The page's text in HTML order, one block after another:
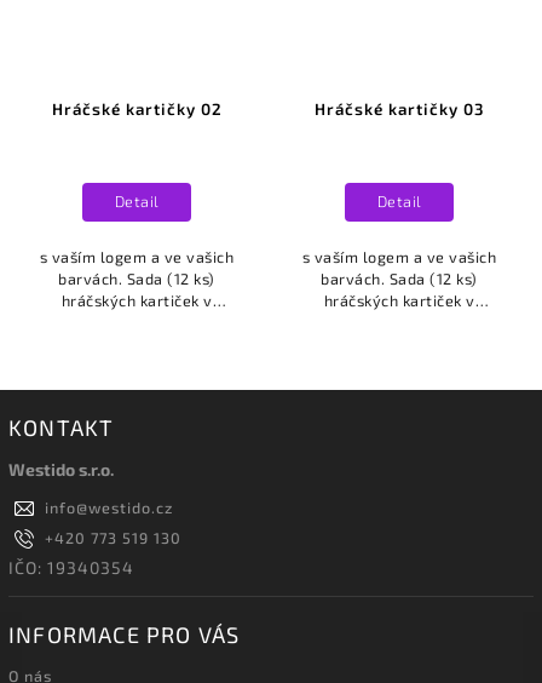
Hráčské kartičky 02
Detail
s vaším logem a ve vašich
barvách. Sada (12 ks)
hráčských kartiček v
Hráčské kartičky 03
Detail
s vaším logem a ve vašich
barvách. Sada (12 ks)
hráčských kartiček v
KONTAKT
Westido s.r.o.
info@westido.cz
+420 773 519 130
IČO: 19340354
INFORMACE PRO VÁS
O nás